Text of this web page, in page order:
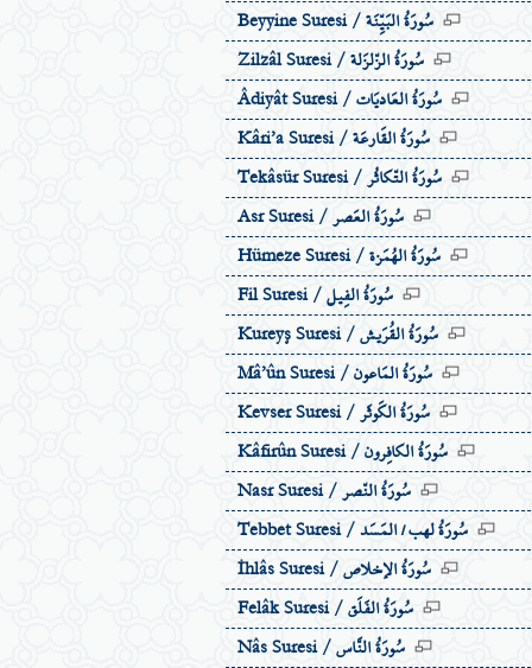
Beyyine Suresi / سُورَةُ البَيِّنَة
Zilzâl Suresi / سُورَةُ الزّلزَلة
Âdiyât Suresi / سُورَةُ العَاديَات
Kâri’a Suresi / سُورَةُ القَارعَة
Tekâsür Suresi / سُورَةُ التّكاثُر
Asr Suresi / سُورَةُ العَصر
Hümeze Suresi / سُورَةُ الهُمَزة
Fil Suresi / سُورَةُ الفِيل
Kureyş Suresi / سُورَةُ القُرَيش
Mâ’ûn Suresi / سُورَةُ المَاعون
Kevser Suresi / سُورَةُ الكَوثَر
Kâfirûn Suresi / سُورَةُ الكافِرون
Nasr Suresi / سُورَةُ النّصر
Tebbet Suresi / سُورَةُ لهب / المَسَد
İhlâs Suresi / سُورَةُ الإخلاص
Felâk Suresi / سُورَةُ الفَلَق
Nâs Suresi / سُورَةُ النَّاس